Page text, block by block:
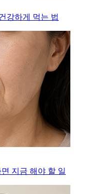
강하게 먹는 법
지금 해야 할 일